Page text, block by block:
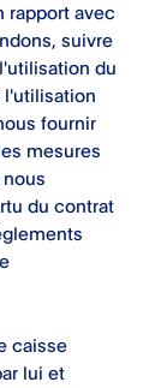
rapport avec
suivre
du
l'utilisation
fournir
mesures
du contrat
caisse
lui et